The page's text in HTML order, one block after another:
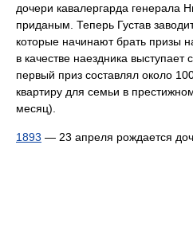
дочери кавалергарда генерала
приданым. Теперь Густав
которые начинают брать призы
в качестве наездника
первый приз составлял около
квартиру для семьи в
месяц).
1893 — 23 апреля рождается